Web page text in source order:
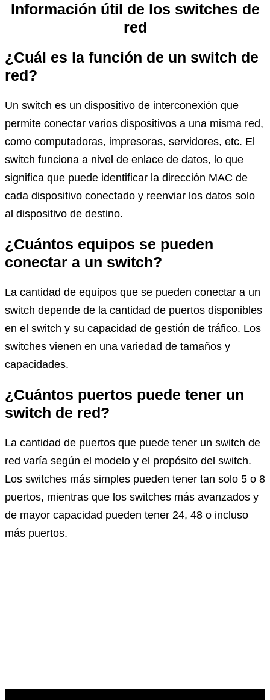
Información útil de los switches de
red
¿Cuál es la función de un switch de
red?
Un switch es un dispositivo de interconexión que
permite conectar varios dispositivos a una misma red,
como computadoras, impresoras, servidores, etc. El
switch funciona a nivel de enlace de datos, lo que
significa que puede identificar la dirección MAC de
cada dispositivo conectado y reenviar los datos solo
al dispositivo de destino.
¿Cuántos equipos se pueden
conectar a un switch?
La cantidad de equipos que se pueden conectar a un
switch depende de la cantidad de puertos disponibles
en el switch y su capacidad de gestión de tráfico. Los
switches vienen en una variedad de tamaños y
capacidades.
¿Cuántos puertos puede tener un
switch de red?
La cantidad de puertos que puede tener un switch de
red varía según el modelo y el propósito del switch.
Los switches más simples pueden tener tan solo 5 o 8
puertos, mientras que los switches más avanzados y
de mayor capacidad pueden tener 24, 48 o incluso
más puertos.